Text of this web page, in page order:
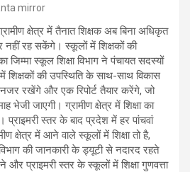
mirror
क्षेत्र में तैनात शिक्षक अब बिना अधिकृत
रह सकेंगे। स्कूलों में शिक्षकों की
जिम्मा स्कूल शिक्षा विभाग ने पंचायत सदस्यों
शिक्षकों की उपस्थिति के साथ-साथ विकास
नजर रखेंगे और एक रिपोर्ट तैयार करेंगे, जो
भेजी जाएगी। ग्रामीण क्षेत्र में शिक्षा का
प्राइमरी स्तर के बाद प्रदेश में हर पांचवां
क्षेत्र में आने वाले स्कूलों में शिक्षा तो है,
की जानकारी के ड्यूटी से नदारद रहते
प्राइमरी स्तर के स्कूलों में शिक्षा गुणवत्ता